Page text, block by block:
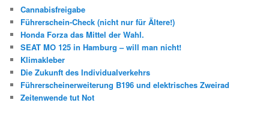
Cannabisfreigabe
Führerschein-Check (nicht nur für Ältere!)
Honda Forza das Mittel der Wahl.
SEAT MO 125 in Hamburg – will man nicht!
Klimakleber
Die Zukunft des Individualverkehrs
Führerscheinerweiterung B196 und elektrisches Zweirad
Zeitenwende tut Not